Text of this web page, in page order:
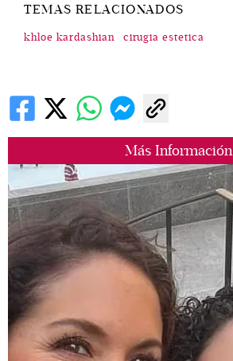
Más Información
TEMAS RELACIONADOS
khloe kardashian cirugia estetica